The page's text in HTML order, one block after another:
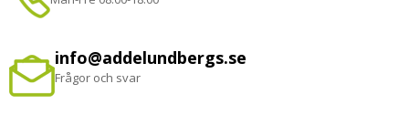
info@addelundbergs.se
Frågor och svar